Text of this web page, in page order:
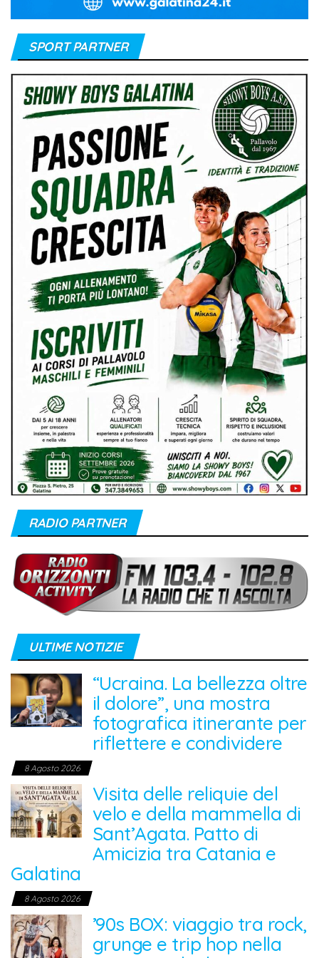
SPORT PARTNER
RADIO PARTNER
ULTIME NOTIZIE
“Ucraina. La bellezza oltre
il dolore”, una mostra
fotografica itinerante per
riflettere e condividere
8 Agosto 2026
Visita delle reliquie del
velo e della mammella di
Sant’Agata. Patto di
Amicizia tra Catania e
Galatina
8 Agosto 2026
’90s BOX: viaggio tra rock,
grunge e trip hop nella